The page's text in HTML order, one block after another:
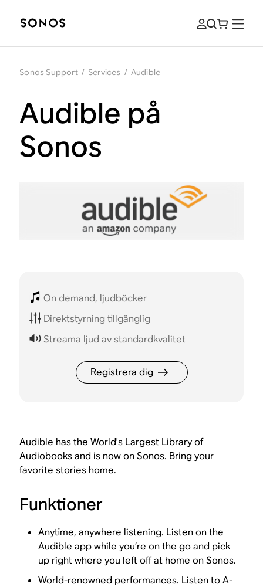
Sonos Support / Services / Audible
Audible på
Sonos
On demand, ljudböcker
Direktstyrning tillgänglig
Streama ljud av standardkvalitet
Registrera dig
Audible has the World's Largest Library of
Audiobooks and is now on Sonos. Bring your
favorite stories home.
Funktioner
Anytime, anywhere listening. Listen on the
Audible app while you’re on the go and pick
up right where you left off at home on Sonos.
World-renowned performances. Listen to A-